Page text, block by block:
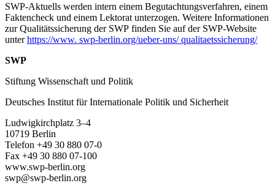
SWP-Aktuells werden intern einem Begutachtungsverfah­ren, einem
Faktencheck und einem Lektorat unterzogen. Weitere Informationen
zur Qualitätssicherung der SWP finden Sie auf der SWP-Website
unterhttps://www. swp-berlin.org/ueber-uns/ qualitaetssicherung/
SWP
Stiftung Wissenschaft und Politik
Deutsches Institut für Internationale Politik und Sicherheit
Ludwigkirchplatz 3–4
10719 Berlin
Telefon +49 30 880 07-0
Fax +49 30 880 07-100
www.swp-berlin.org
swp@swp-berlin.org